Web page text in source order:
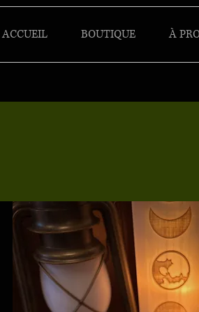
ACCUEIL BOUTIQUE À